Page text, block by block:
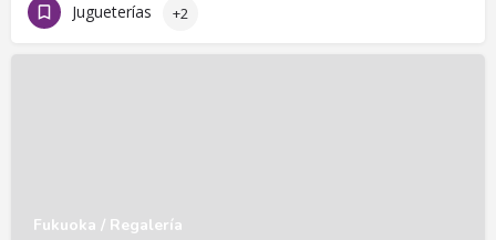
Jugueterías +2
Fukuoka / Regalería